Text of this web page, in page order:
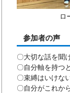
ロ
参加者の声
〇大切な話を聞
〇自分軸を持つ
〇束縛はいけな
〇自分がこれか